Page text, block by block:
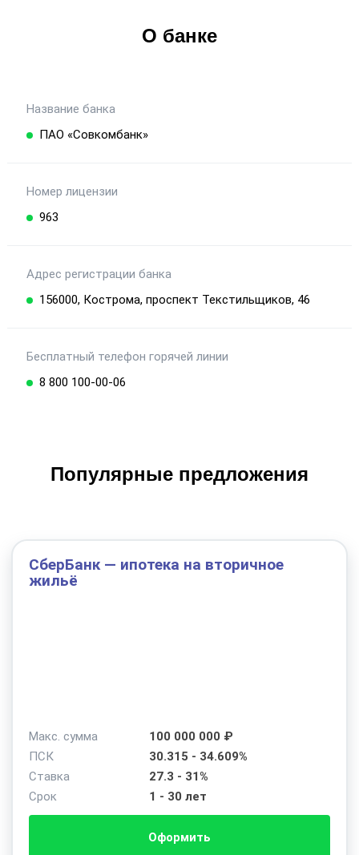
О банке
Название банка
ПАО «Совкомбанк»
Номер лицензии
963
Адрес регистрации банка
156000, Кострома, проспект Текстильщиков, 46
Бесплатный телефон горячей линии
8 800 100-00-06
Популярные предложения
СберБанк — ипотека на вторичное
жильё
Макс. сумма
100 000 000 ₽
ПСК
30.315 - 34.609%
Ставка
27.3 - 31%
Срок
1 - 30 лет
Оформить